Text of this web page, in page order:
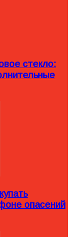
стекло:
опасений